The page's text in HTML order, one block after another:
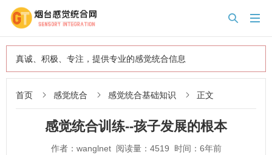


真诚、积极、专注，提供专业的感觉统合信息
首页  感觉统合  感觉统合基础知识  正文
感觉统合训练--孩子发展的根本
作者：wanglnet 阅读量：4519 时间：6年前